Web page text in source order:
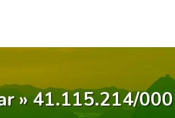
» 41.115.214/